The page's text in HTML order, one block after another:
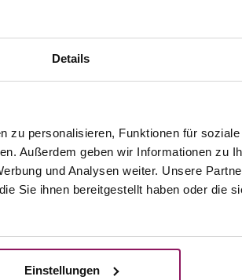
Details
zu personalisieren, Funktionen für
Außerdem geben wir Informationen zu
und Analysen weiter. Unsere
Sie ihnen bereitgestellt haben oder die
Einstellungen
die darüber liegende Haut –
mit einer Mikronadel und
notwendig?
wenig schmerzhaft – auf Wunsch
Ergänzende Informationen
.
wieder
ambulanten Behandlung, die etwa 30
arbeiten oder Sport treiben.
Sie überschminken.